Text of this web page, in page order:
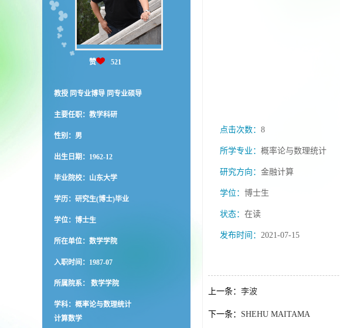
赞 521
教授 同专业博导 同专业硕导
主要任职：教学科研
性别：男
出生日期：1962-12
毕业院校：山东大学
学历：研究生(博士)毕业
学位：博士生
所在单位：数学学院
入职时间：1987-07
所属院系： 数学学院
学科：概率论与数理统计
计算数学
点击次数： 8
所学专业： 概率论与数理统计
研究方向： 金融计算
学位： 博士生
状态： 在读
发布时间： 2021-07-15
上一条： 李波
下一条： SHEHU MAITAMA